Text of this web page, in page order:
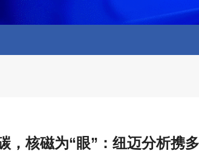
，核磁为“眼”：纽迈分析携